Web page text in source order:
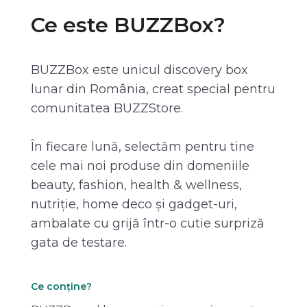
Ce este BUZZBox?
BUZZBox este unicul discovery box
lunar din România, creat special pentru
comunitatea BUZZStore.
În fiecare lună, selectăm pentru tine
cele mai noi produse din domeniile
beauty, fashion, health & wellness,
nutriție, home deco și gadget-uri,
ambalate cu grijă într-o cutie surpriză
gata de testare.
Ce conține?